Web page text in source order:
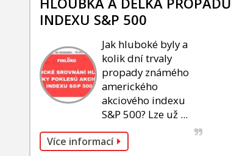
INDEXU S&P 500
Jak hluboké byly a
kolik dní trvaly
propady známého
amerického
akciového indexu
S&P 500? Lze už ...
Více informací